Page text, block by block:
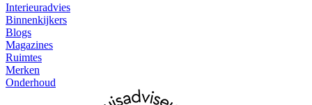
Interieuradvies
Binnenkijkers
Blogs
Magazines
Ruimtes
Merken
Onderhoud